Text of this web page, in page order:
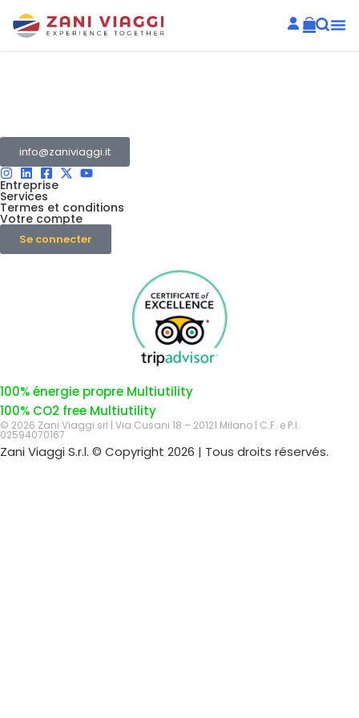
info@zaniviaggi.it
Entreprise
Services
Termes et conditions
Votre compte
Se connecter
100% énergie propre Multiutility
100% CO2 free Multiutility
© 2026 Zani Viaggi srl | Via Cusani 18 – 20121 Milano | C.F. e P.I.
02594070167
Zani Viaggi S.r.l. © Copyright 2026 | Tous droits réservés.